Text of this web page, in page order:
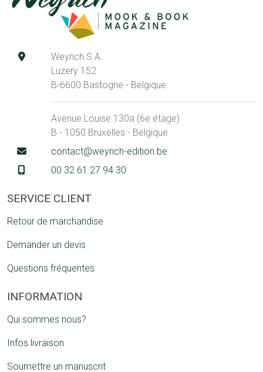
Weyrich S.A.
Luzery 152
B-6600 Bastogne - Belgique
Avenue Louise 130a (6e étage)
B - 1050 Bruxelles - Belgique
contact@weyrich-edition.be
00 32 61 27 94 30
SERVICE CLIENT
Retour de marchandise
Demander un devis
Questions fréquentes
INFORMATION
Qui sommes nous?
Infos livraison
Soumettre un manuscrit